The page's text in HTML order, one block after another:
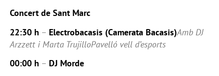
Concert de Sant Marc
22:30 h – Electrobacasis (Camerata Bacasis)Amb DJ
Arzzett i Marta TrujilloPavelló vell d’esports
00:00 h – DJ Morde